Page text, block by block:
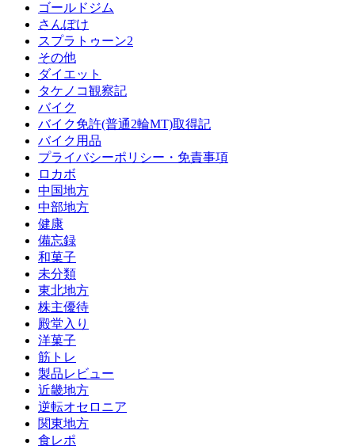
ゴールドジム
さんぽけ
スプラトゥーン2
その他
ダイエット
タケノコ観察記
バイク
バイク免許(普通2輪MT)取得記
バイク用品
プライバシーポリシー・免責事項
ロカボ
中国地方
中部地方
健康
備忘録
和菓子
未分類
東北地方
株主優待
殿堂入り
洋菓子
筋トレ
製品レビュー
近畿地方
逆転オセロニア
関東地方
食レポ